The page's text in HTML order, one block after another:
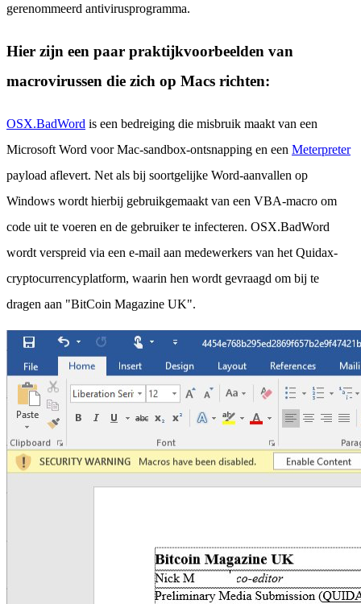
gerenommeerd antivirusprogramma.
Hier zijn een paar praktijkvoorbeelden van
macrovirussen die zich op Macs richten:
OSX.BadWord is een bedreiging die misbruik maakt van een
Microsoft Word voor Mac-sandbox-ontsnapping en een Meterpreter
payload aflevert. Net als bij soortgelijke Word-aanvallen op
Windows wordt hierbij gebruikgemaakt van een VBA-macro om
code uit te voeren en de gebruiker te infecteren. OSX.BadWord
wordt verspreid via een e-mail aan medewerkers van het Quidax-
cryptocurrencyplatform, waarin hen wordt gevraagd om bij te
dragen aan "BitCoin Magazine UK".